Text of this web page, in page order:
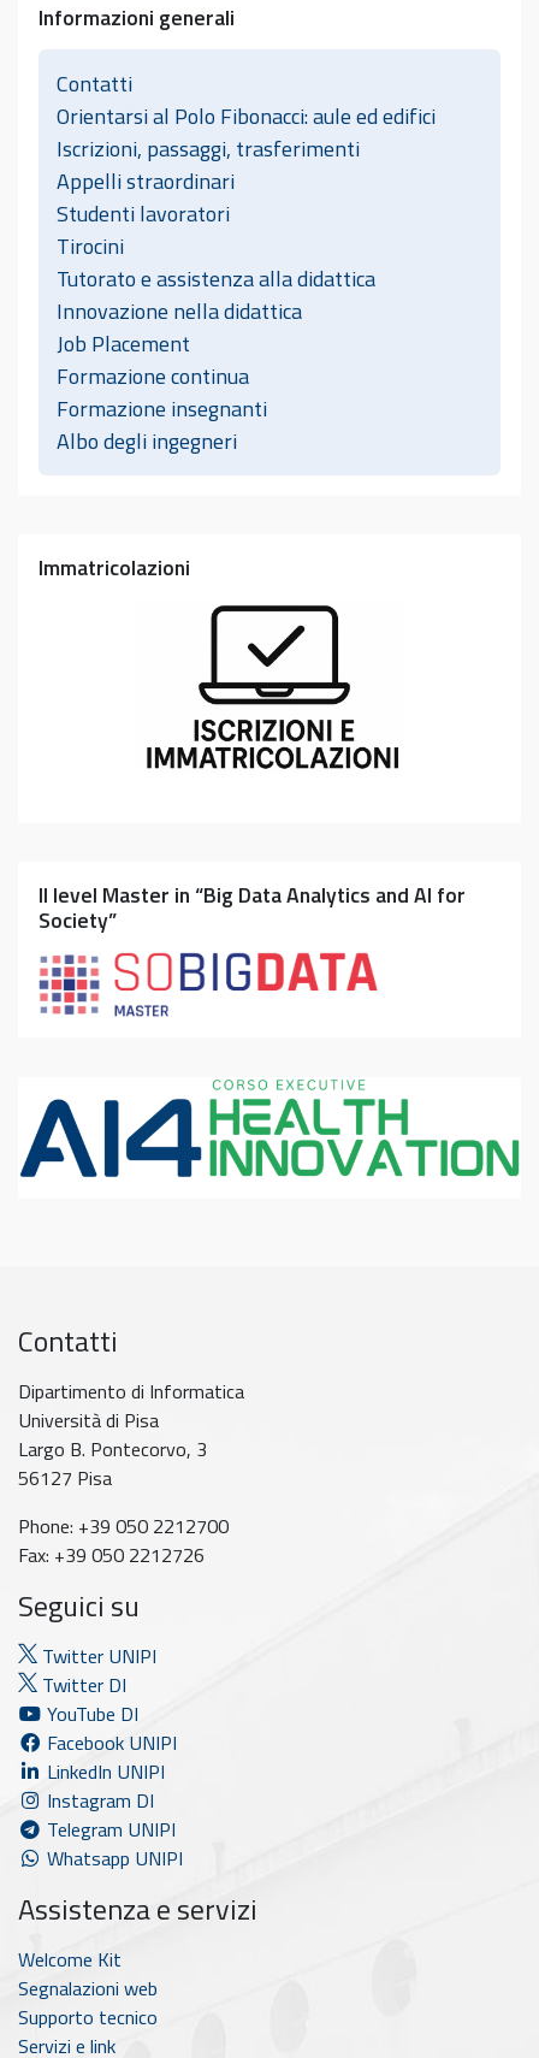
Informazioni generali
Contatti
Orientarsi al Polo Fibonacci: aule ed edifici
Iscrizioni, passaggi, trasferimenti
Appelli straordinari
Studenti lavoratori
Tirocini
Tutorato e assistenza alla didattica
Innovazione nella didattica
Job Placement
Formazione continua
Formazione insegnanti
Albo degli ingegneri
Immatricolazioni
II level Master in “Big Data Analytics and AI for
Society”
Contatti
Dipartimento di Informatica
Università di Pisa
Largo B. Pontecorvo, 3
56127 Pisa
Phone: +39 050 2212700
Fax: +39 050 2212726
Seguici su
Twitter UNIPI
Twitter DI
YouTube DI
Facebook UNIPI
LinkedIn UNIPI
Instagram DI
Telegram UNIPI
Whatsapp UNIPI
Assistenza e servizi
Welcome Kit
Segnalazioni web
Supporto tecnico
Servizi e link